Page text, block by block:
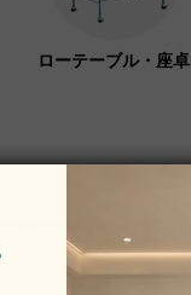
ローテーブル・座卓